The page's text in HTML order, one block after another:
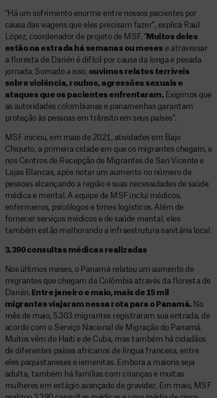
“Há um sofrimento enorme entre nossos pacientes por
causa das viagens que eles precisam fazer”, explica Raúl
López, coordenador de projeto de MSF. “ Muitos deles
estão na estrada há semanas ou meses e atravessar
a floresta de Darién é difícil por causa da longa e pesada
jornada. Somado a isso, ouvimos relatos terríveis
sobre violência, roubos, agressões sexuais e
ataques que os pacientes enfrentaram. Exigimos que
as autoridades colombianas e panamenhas garantam
proteção às pessoas em trânsito em seus países”.
MSF iniciou, em maio de 2021, atividades em Bajo
Chiquito, a primeira cidade em que os migrantes chegam, e
nos Centros de Recepção de Migrantes de San Vicente e
Lajas Blancas, após notar um aumento no número de
pessoas alcançando a região e suas necessidades de saúde
médica e mental. A equipe de MSF inclui médicos,
enfermeiros, psicólogos e times logísticos. Além de
fornecer serviços médicos e de saúde mental, eles
também estão melhorando a infraestrutura sanitária local.
3.390 consultas médicas realizadas
Nos últimos meses, o Panamá relatou um aumento de
migrantes que chegam da Colômbia através da floresta de
Darién. Entre janeiro e maio, mais de 15 mil
migrantes viajaram nessa rota para o Panamá. No
mês de maio, 5.303 migrantes registraram sua entrada, de
acordo com o Serviço Nacional de Migração do Panamá.
Muitos vêm do Haiti e de Cuba, mas também há cidadãos
de diferentes países africanos de língua francesa, entre
eles paquistaneses e iemenitas. Embora a maioria seja
adulta, também há famílias com crianças e muitas
mulheres em estágio avançado de gravidez. Em maio, MSF